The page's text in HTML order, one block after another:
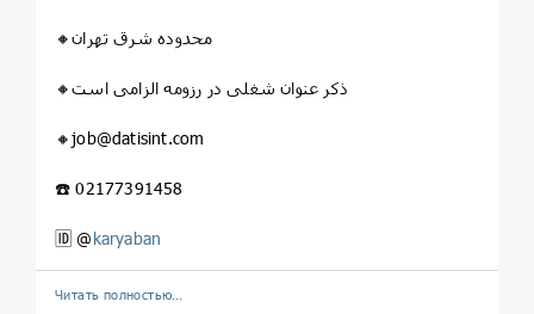
🔸محدوده شرق تهران
🔸ذکر عنوان شغلی در رزومه الزامی است
🔸job@datisint.com
☎️ 02177391458
🆔 @karyaban
Читать полностью…